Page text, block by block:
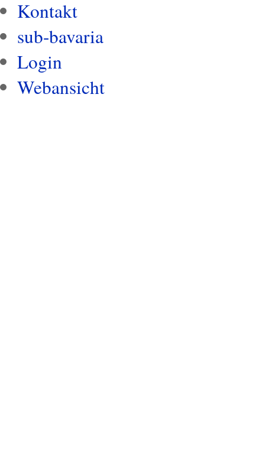
Kontakt
sub-bavaria
Login
Webansicht